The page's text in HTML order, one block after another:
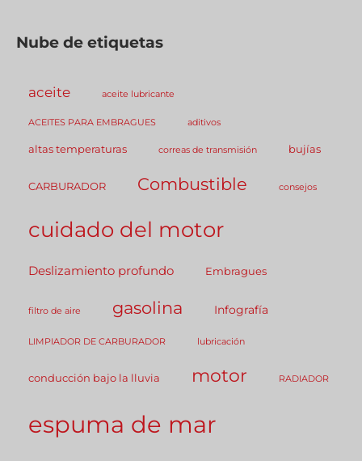
Nube de etiquetas
aceite aceite lubricante
ACEITES PARA EMBRAGUES aditivos
altas temperaturas correas de transmisión bujías
CARBURADOR Combustible consejos
cuidado del motor
Deslizamiento profundo Embragues
filtro de aire gasolina Infografía
LIMPIADOR DE CARBURADOR lubricación
conducción bajo la lluvia motor RADIADOR
espuma de mar